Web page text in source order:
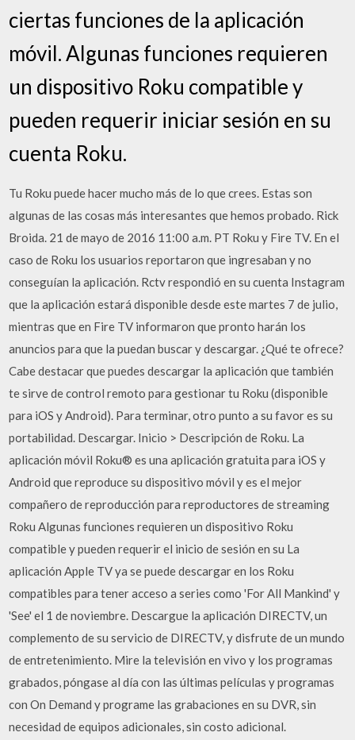
ciertas funciones de la aplicación
móvil. Algunas funciones requieren
un dispositivo Roku compatible y
pueden requerir iniciar sesión en su
cuenta Roku.
Tu Roku puede hacer mucho más de lo que crees. Estas son
algunas de las cosas más interesantes que hemos probado. Rick
Broida. 21 de mayo de 2016 11:00 a.m. PT Roku y Fire TV. En el
caso de Roku los usuarios reportaron que ingresaban y no
conseguían la aplicación. Rctv respondió en su cuenta Instagram
que la aplicación estará disponible desde este martes 7 de julio,
mientras que en Fire TV informaron que pronto harán los
anuncios para que la puedan buscar y descargar. ¿Qué te ofrece?
Cabe destacar que puedes descargar la aplicación que también
te sirve de control remoto para gestionar tu Roku (disponible
para iOS y Android). Para terminar, otro punto a su favor es su
portabilidad. Descargar. Inicio > Descripción de Roku. La
aplicación móvil Roku® es una aplicación gratuita para iOS y
Android que reproduce su dispositivo móvil y es el mejor
compañero de reproducción para reproductores de streaming
Roku Algunas funciones requieren un dispositivo Roku
compatible y pueden requerir el inicio de sesión en su La
aplicación Apple TV ya se puede descargar en los Roku
compatibles para tener acceso a series como 'For All Mankind' y
'See' el 1 de noviembre. Descargue la aplicación DIRECTV, un
complemento de su servicio de DIRECTV, y disfrute de un mundo
de entretenimiento. Mire la televisión en vivo y los programas
grabados, póngase al día con las últimas películas y programas
con On Demand y programe las grabaciones en su DVR, sin
necesidad de equipos adicionales, sin costo adicional.